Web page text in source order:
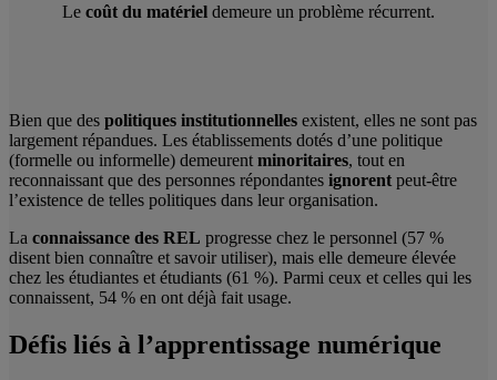
Le coût du matériel demeure un problème récurrent.
Bien que des politiques institutionnelles existent, elles ne sont pas
largement répandues. Les établissements dotés d’une politique
(formelle ou informelle) demeurent minoritaires, tout en
reconnaissant que des personnes répondantes ignorent peut-être
l’existence de telles politiques dans leur organisation.
La connaissance des REL progresse chez le personnel (57 %
disent bien connaître et savoir utiliser), mais elle demeure élevée
chez les étudiantes et étudiants (61 %). Parmi ceux et celles qui les
connaissent, 54 % en ont déjà fait usage.
Défis liés à l’apprentissage numérique